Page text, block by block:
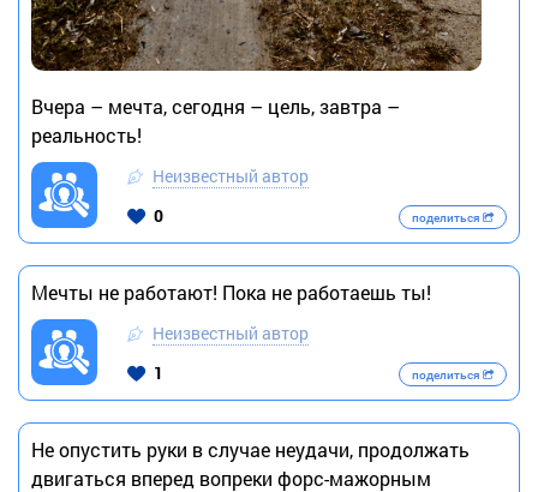
Вчера – мечта, сегодня – цель, завтра –
реальность!
Неизвестный автор
0
поделиться
Мечты не работают! Пока не работаешь ты!
Неизвестный автор
1
поделиться
Не опустить руки в случае неудачи, продолжать
двигаться вперед вопреки форс-мажорным